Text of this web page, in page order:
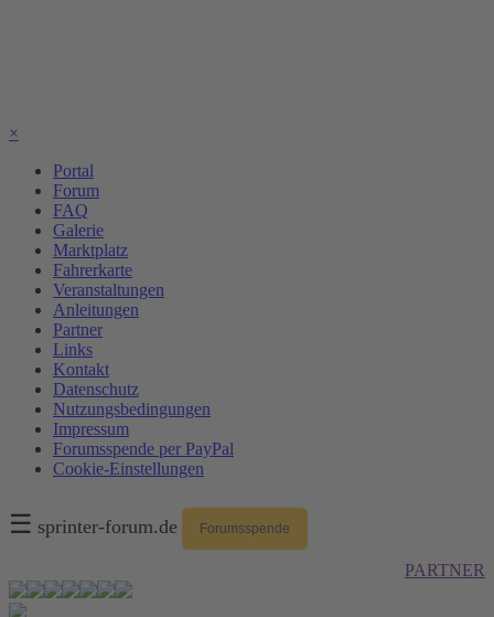
×
Portal
Forum
FAQ
Galerie
Marktplatz
Fahrerkarte
Veranstaltungen
Anleitungen
Partner
Links
Kontakt
Datenschutz
Nutzungsbedingungen
Impressum
Forumsspende per PayPal
Cookie-Einstellungen
☰ sprinter-forum.de Forumsspende
PARTNER